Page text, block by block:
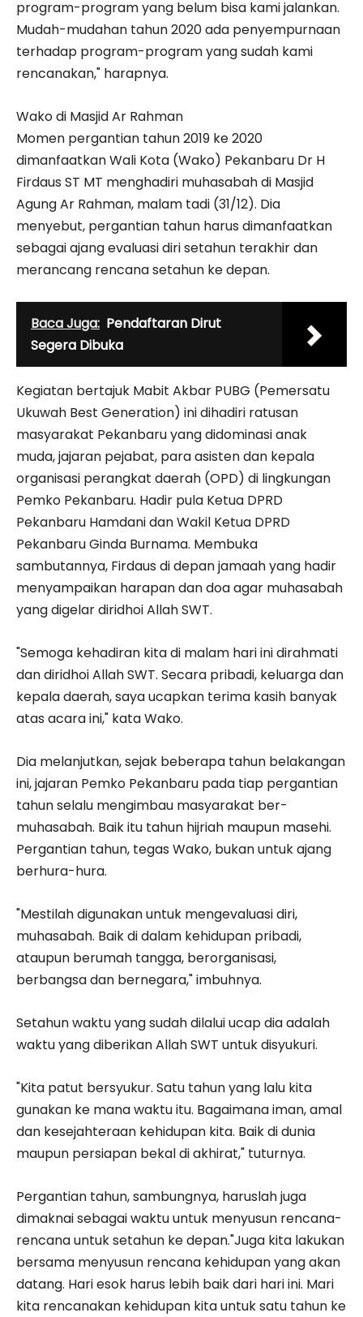
program-program yang belum bisa kami jalankan.
Mudah-mudahan tahun 2020 ada penyempurnaan
terhadap program-program yang sudah kami
rencanakan," harapnya.
Wako di Masjid Ar Rahman
Momen pergantian tahun 2019 ke 2020
dimanfaatkan Wali Kota (Wako) Pekanbaru Dr H
Firdaus ST MT menghadiri muhasabah di Masjid
Agung Ar Rahman, malam tadi (31/12). Dia
menyebut, pergantian tahun harus dimanfaatkan
sebagai ajang evaluasi diri setahun terakhir dan
merancang rencana setahun ke depan.
Baca Juga: Pendaftaran Dirut
Segera Dibuka
Kegiatan bertajuk Mabit Akbar PUBG (Pemersatu
Ukuwah Best Generation) ini dihadiri ratusan
masyarakat Pekanbaru yang didominasi anak
muda, jajaran pejabat, para asisten dan kepala
organisasi perangkat daerah (OPD) di lingkungan
Pemko Pekanbaru. Hadir pula Ketua DPRD
Pekanbaru Hamdani dan Wakil Ketua DPRD
Pekanbaru Ginda Burnama. Membuka
sambutannya, Firdaus di depan jamaah yang hadir
menyampaikan harapan dan doa agar muhasabah
yang digelar diridhoi Allah SWT.
"Semoga kehadiran kita di malam hari ini dirahmati
dan diridhoi Allah SWT. Secara pribadi, keluarga dan
kepala daerah, saya ucapkan terima kasih banyak
atas acara ini," kata Wako.
Dia melanjutkan, sejak beberapa tahun belakangan
ini, jajaran Pemko Pekanbaru pada tiap pergantian
tahun selalu mengimbau masyarakat ber-
muhasabah. Baik itu tahun hijriah maupun masehi.
Pergantian tahun, tegas Wako, bukan untuk ajang
berhura-hura.
"Mestilah digunakan untuk mengevaluasi diri,
muhasabah. Baik di dalam kehidupan pribadi,
ataupun berumah tangga, berorganisasi,
berbangsa dan bernegara," imbuhnya.
Setahun waktu yang sudah dilalui ucap dia adalah
waktu yang diberikan Allah SWT untuk disyukuri.
"Kita patut bersyukur. Satu tahun yang lalu kita
gunakan ke mana waktu itu. Bagaimana iman, amal
dan kesejahteraan kehidupan kita. Baik di dunia
maupun persiapan bekal di akhirat," tuturnya.
Pergantian tahun, sambungnya, haruslah juga
dimaknai sebagai waktu untuk menyusun rencana-
rencana untuk setahun ke depan."Juga kita lakukan
bersama menyusun rencana kehidupan yang akan
datang. Hari esok harus lebih baik dari hari ini. Mari
kita rencanakan kehidupan kita untuk satu tahun ke